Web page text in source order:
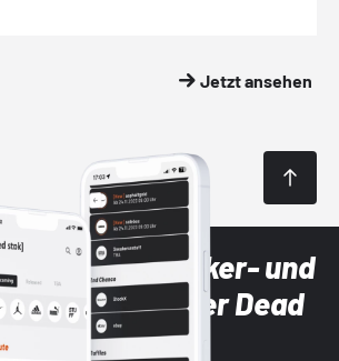
Jetzt ansehen
Sneaker- und
Brands mit der Dead